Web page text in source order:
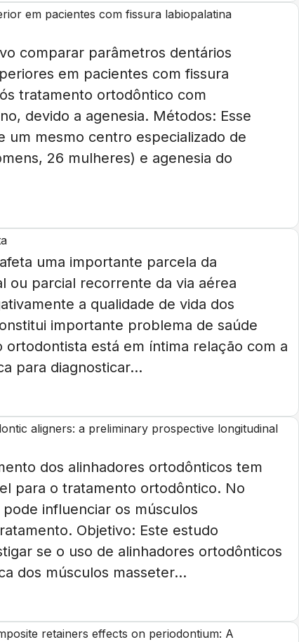
em pacientes com fissura labiopalatina
comparar parâmetros dentários
em pacientes com fissura
tratamento ortodôntico com
devido a agenesia. Métodos: Esse
um mesmo centro especializado de
26 mulheres) e agenesia do
uma importante parcela da
ou parcial recorrente da via aérea
a qualidade de vida dos
importante problema de saúde
está em íntima relação com a
para diagnosticar...
aligners: a preliminary prospective longitudinal
dos alinhadores ortodônticos tem
para o tratamento ortodôntico. No
influenciar os músculos
Objetivo: Este estudo
se o uso de alinhadores ortodônticos
dos músculos masseter...
retainers effects on periodontium: A